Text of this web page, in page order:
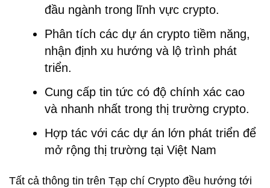
đầu ngành trong lĩnh vực crypto.
Phân tích các dự án crypto tiềm năng,
nhận định xu hướng và lộ trình phát
triển.
Cung cấp tin tức có độ chính xác cao
và nhanh nhất trong thị trường crypto.
Hợp tác với các dự án lớn phát triển để
mở rộng thị trường tại Việt Nam
Tất cả thông tin trên Tạp chí Crypto đều hướng tới